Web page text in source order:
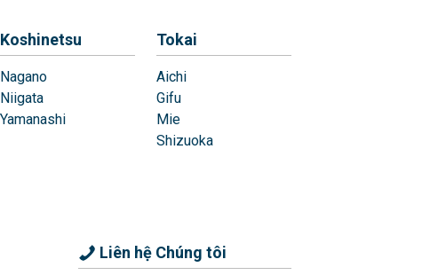
Koshinetsu
Nagano
Niigata
Yamanashi
Tokai
Aichi
Gifu
Mie
Shizuoka
Liên hệ Chúng tôi